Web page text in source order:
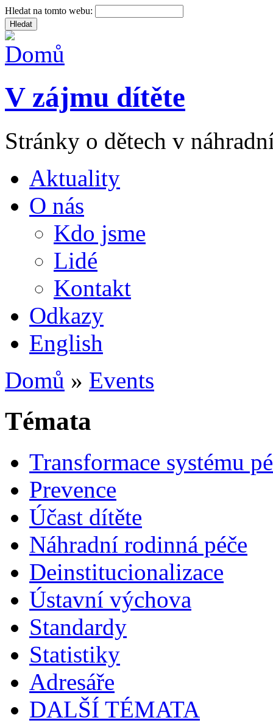
Hledat na tomto webu:
V zájmu dítěte
Stránky o dětech v
Aktuality
O nás
Kdo jsme
Lidé
Kontakt
Odkazy
English
Domů » Events
Témata
Transformace systému
Prevence
Účast dítěte
Náhradní rodinná péče
Deinstitucionalizace
Ústavní výchova
Standardy
Statistiky
Adresáře
DALŠÍ TÉMATA